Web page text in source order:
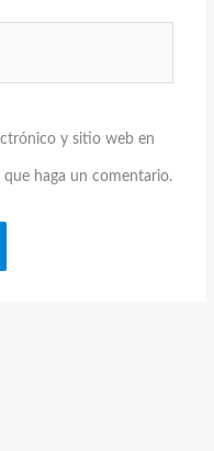
y sitio web en
haga un comentario.